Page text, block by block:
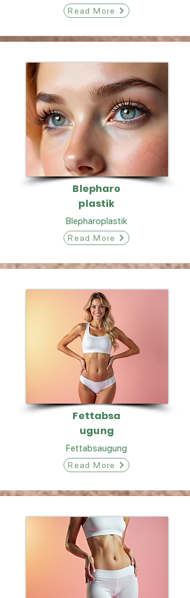
Read More
Blepharo
plastik
Blepharoplastik
Read More
Fettabsa
ugung
Fettabsaugung
Read More